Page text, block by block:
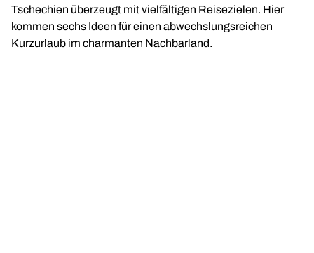
Tschechien überzeugt mit vielfältigen Reisezielen. Hier
kommen sechs Ideen für einen abwechslungsreichen
Kurzurlaub im charmanten Nachbarland.